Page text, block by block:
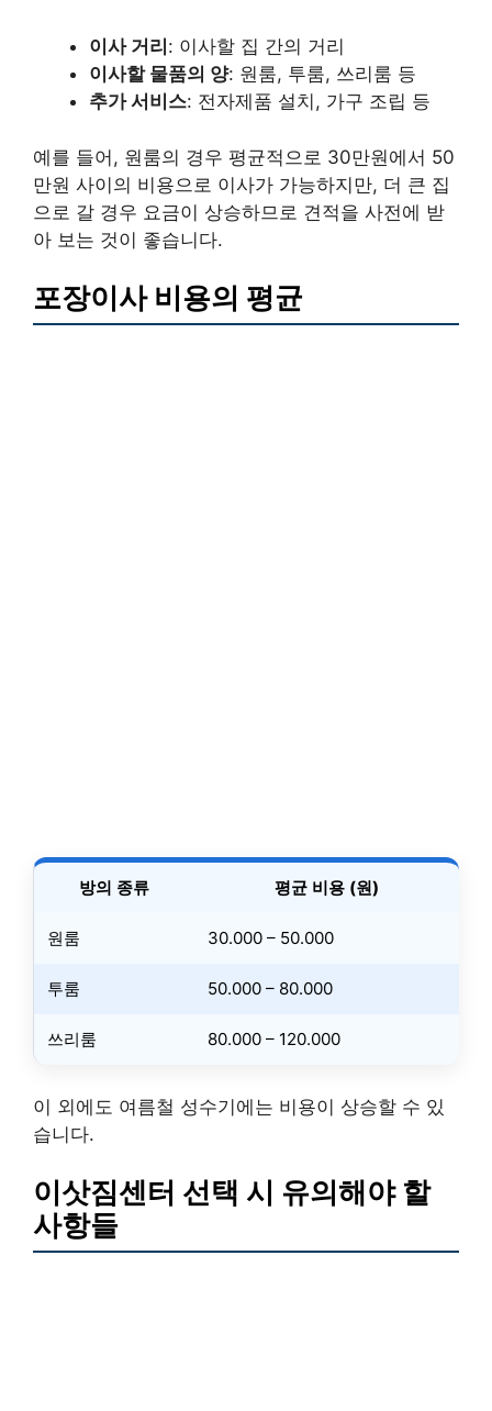
이사 거리 : 이사할 집 간의 거리
이사할 물품의 양: 원룸, 투룸, 쓰리룸 등
추가 서비스: 전자제품 설치, 가구 조립 등
예를 들어, 원룸의 경우 평균적으로 30만원에서 50
만원 사이의 비용으로 이사가 가능하지만, 더 큰 집
으로 갈 경우 요금이 상승하므로 견적을 사전에 받
아 보는 것이 좋습니다.
포장이사 비용의 평균
방의 종류 평균 비용 (원)
원룸 30.000 – 50.000
투룸 50.000 – 80.000
쓰리룸 80.000 – 120.000
이 외에도 여름철 성수기에는 비용이 상승할 수 있
습니다.
이삿짐센터 선택 시 유의해야 할
사항들